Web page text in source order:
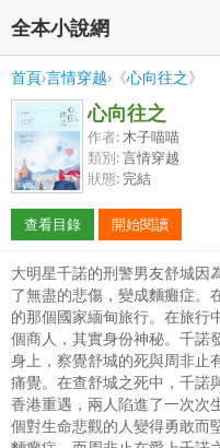
全本小說網
首頁›言情穿越›《心向往之》
心向往之
作者:木子喵喵
類別:言情穿越
狀態: 完結
查看目錄 開始閱讀
大明星千諾的刑警男友舒城因
了無盡的悲傷，變成麵癱症。
的那個國家緬甸旅行。在旅行
個商人，其實身份神秘。千諾
身上，察覺舒城的死與周非止
痛覺。在查舒城之死中，千諾
香港重遇，兩人陷進了一次次
個對生命悲觀的人變得勇敢而